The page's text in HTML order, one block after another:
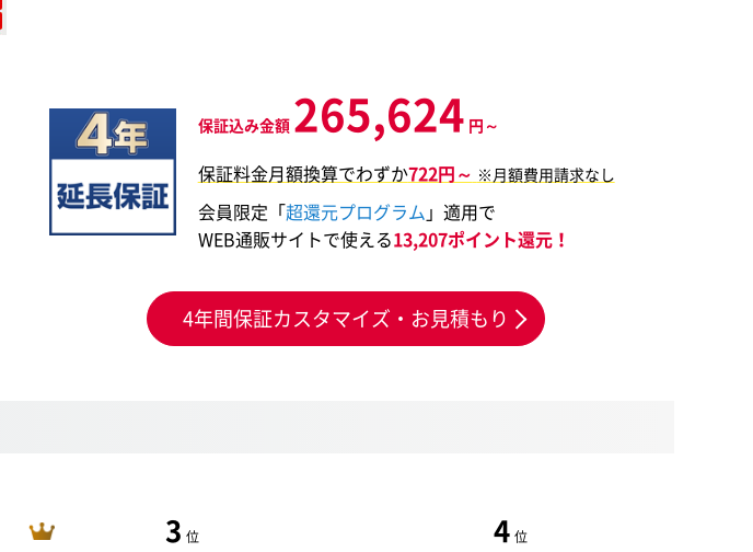
保証込み金額 265,624 円～
保証料金月額換算でわずか722円～ ※月額費用請求なし
会員限定「超還元プログラム 」適用で
WEB通販サイトで使える13,207ポイント還元！
4年間保証カスタマイズ・お見積もり
3 位 4 位